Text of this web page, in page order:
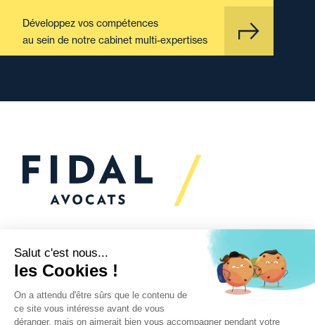
Développez vos compétences
au sein de notre cabinet multi-expertises
Vous souhaitez échanger
avec nous ?
Nous sommes
à votre écoute